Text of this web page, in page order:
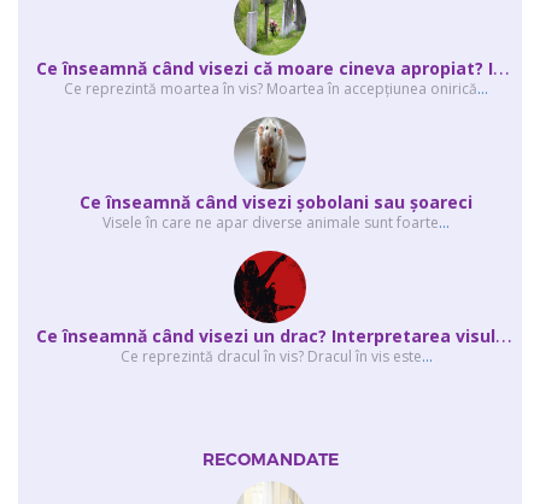
C
e înseamnă când visezi că moare cineva apropiat? Interpretarea visului în ...
Ce reprezintă moartea în vis? Moartea în accepţiunea onirică...
Ce înseamnă când visezi şobolani sau şoareci
Visele în care ne apar diverse animale sunt foarte...
C
e înseamnă când visezi un drac? Interpretarea visului în care apar unul sau...
Ce reprezintă dracul în vis? Dracul în vis este...
RECOMANDATE